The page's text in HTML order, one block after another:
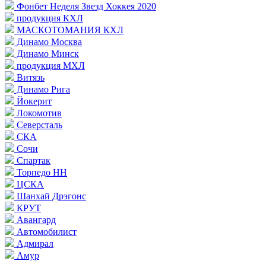
Фонбет Неделя Звезд Хоккея 2020
продукция КХЛ
МАСКОТОМАНИЯ КХЛ
Динамо Москва
Динамо Минск
продукция МХЛ
Витязь
Динамо Рига
Йокерит
Локомотив
Северсталь
СКА
Сочи
Спартак
Торпедо НН
ЦСКА
Шанхай Дрэгонс
КРУТ
Авангард
Автомобилист
Адмирал
Амур